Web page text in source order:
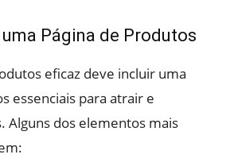
Página de Produtos
eficaz deve incluir uma
essenciais para atrair e
Alguns dos elementos mais